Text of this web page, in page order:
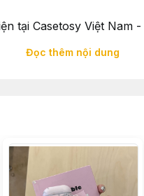
tại Casetosy Việt Nam
- 258 Trưng Nữ Vương,
Đọc thêm nội dung